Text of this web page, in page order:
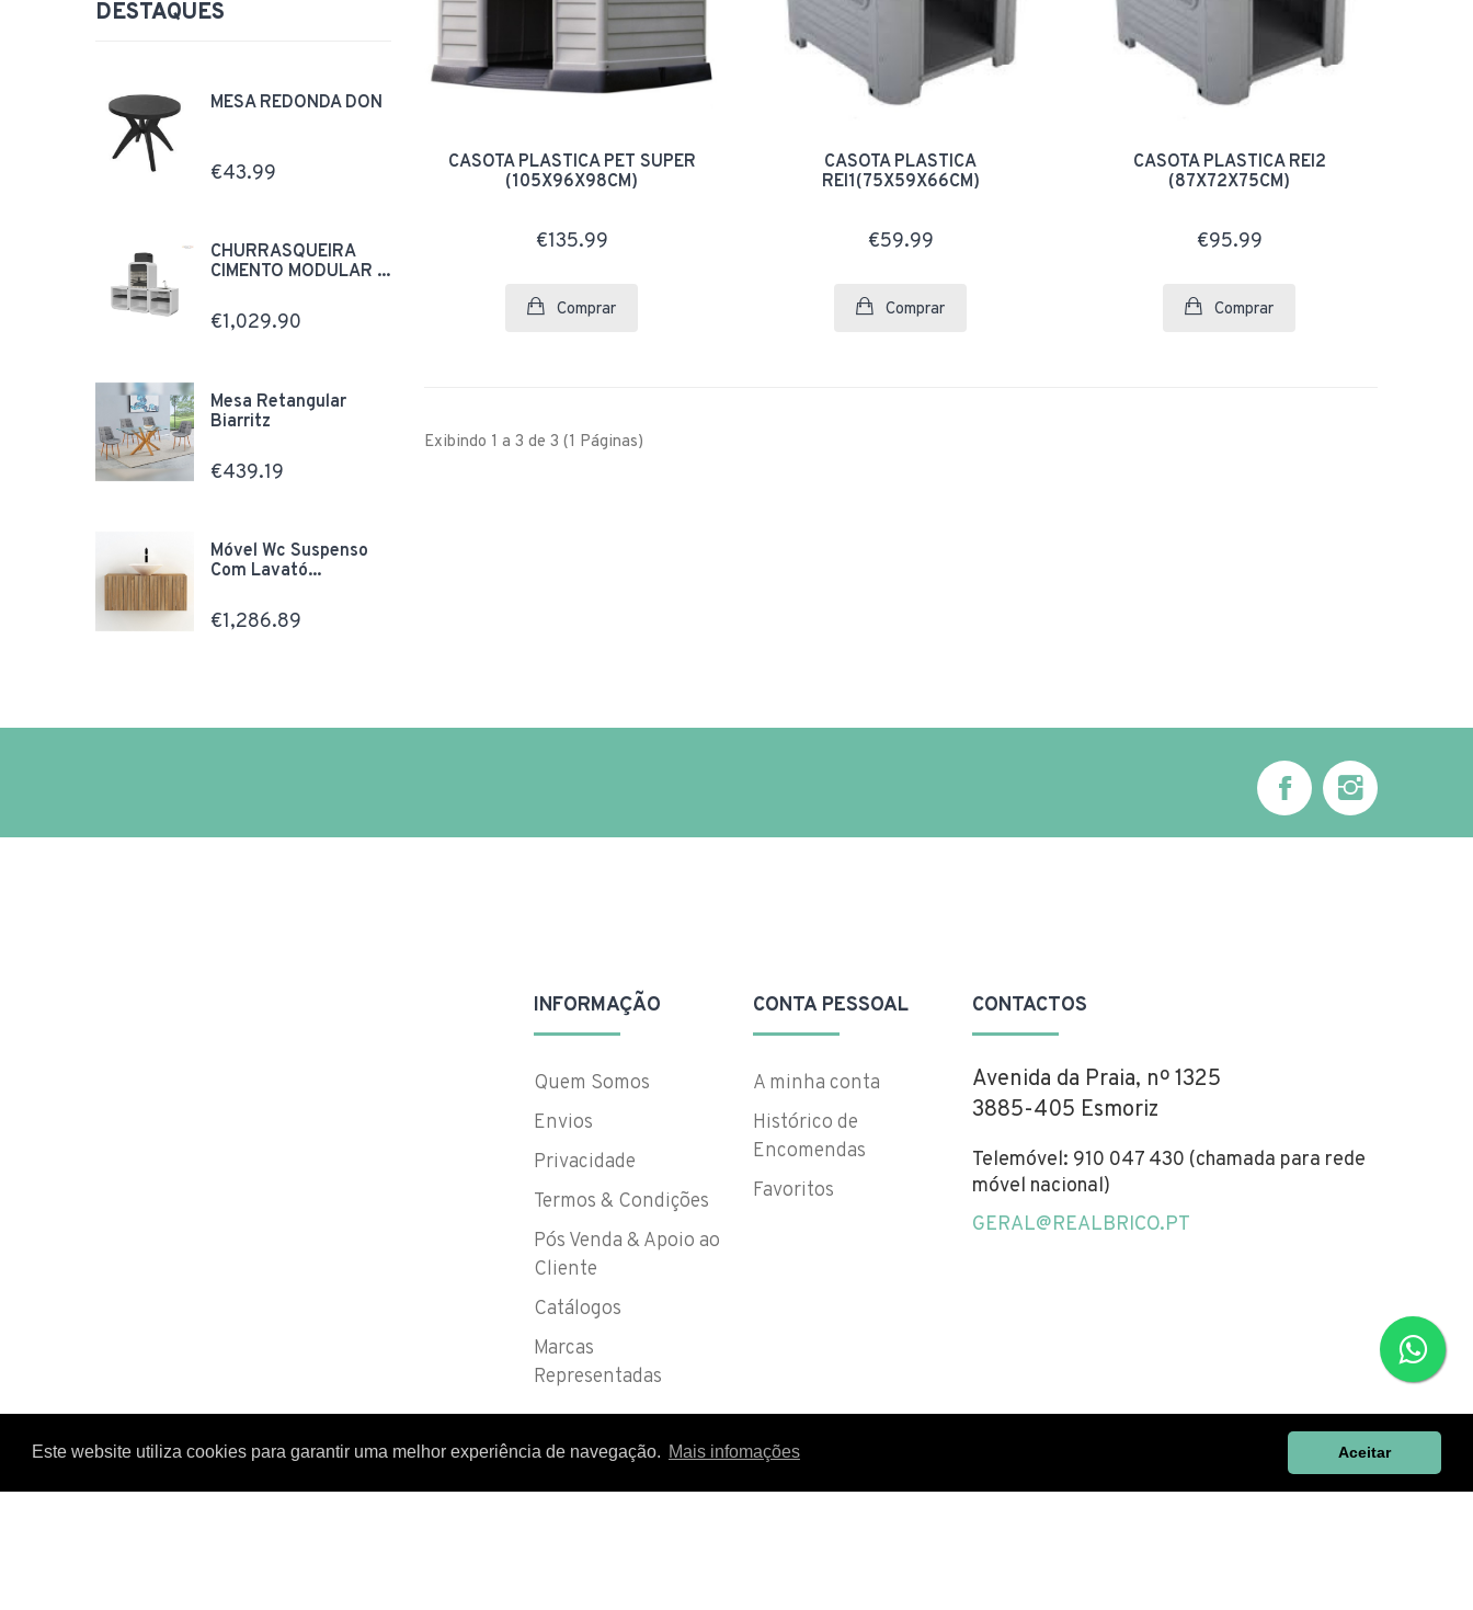
Este website utiliza cookies para garantir uma melhor experiência de navegação. Mais infomações Aceitar
DESTAQUES
MESA REDONDA DON
€43.99
CHURRASQUEIRA
CIMENTO MODULAR ...
€1,029.90
Mesa Retangular
Biarritz
€439.19
Móvel Wc Suspenso
Com Lavató...
€1,286.89
€70.50
CASOTA PLASTICA PET SUPER
(105X96X98CM)
€135.99
Comprar
CASOTA PLASTICA
REI1(75X59X66CM)
€59.99
Comprar
CASOTA PLASTICA REI2
(87X72X75CM)
€95.99
Comprar
Exibindo 1 a 3 de 3 (1 Páginas)
INFORMAÇÃO
Quem Somos
Envios
Privacidade
Termos & Condições
Pós Venda & Apoio ao
Cliente
Catálogos
Marcas
Representadas
CONTA PESSOAL
A minha conta
Histórico de
Encomendas
Favoritos
CONTACTOS
Avenida da Praia, nº 1325
3885-405 Esmoriz
Telemóvel: 910 047 430 (chamada para rede
móvel nacional)
GERAL@REALBRICO.PT